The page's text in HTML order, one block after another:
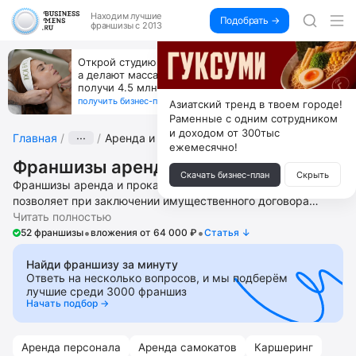
Находим лучшие
франшизы с 2013
Подобрать →
За 90 тыс. открой магазин на Авито, дома ни
коробок, ни товара, ни склада, зато каждый месяц
+125 тыс. чистыми
получить бизнес-план ↓
Главная ··· Аренда и прокат
Франшизы аренды и проката
Франшизы аренда и проката – это модель бизнеса, которая
позволяет при заключении имущественного договора
получить за определенную плату во временное владение
или пользование помещение, сложное техническое
оборудование. Откройте в своем городе фирму по сдаче в
аренду профессиональных мест для парикмахеров и
стилистов, специальной и строительной техники,
строительного инструмента, автодомов, одежды и
театральных костюмов, велосипедов, квадроциклов и
бизнеса, поиске локаций, подборе и обучении сотрудников,
Читать полностью
52 франшизы•вложения от 64 000 ₽ •Cтатья ↓
Найди франшизу за минуту
Ответь на несколько вопросов, и мы подберём
лучшие среди 3000 франшиз
Начать подбор →
Аренда персонала Аренда самокатов
Каршеринг
Азиатский тренд в твоем городе!
Раменные с одним сотрудником
и доходом от 300тыс
ежемесячно!
Скачать бизнес-план Скрыть